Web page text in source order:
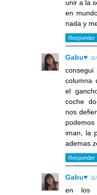
unir a la
en
nada y
Responder
Gabu♥
consegui
columna
el
coche
nos
iman, la
ademas
Responder
Gabu♥
en los